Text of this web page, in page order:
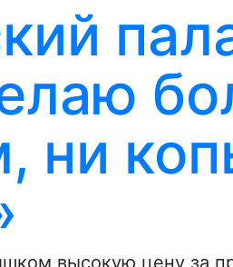
ни
высокую цену за